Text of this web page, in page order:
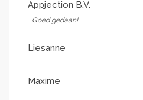
Appjection B.V.
Goed gedaan!
Liesanne
Maxime